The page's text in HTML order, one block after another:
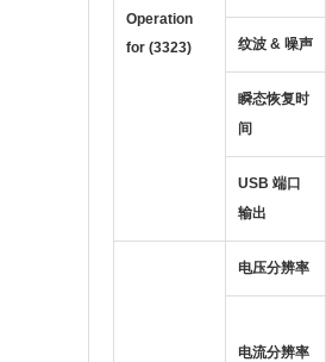
Operation
for (3323)
纹波 & 噪声
瞬态恢复时
间
USB 端口
输出
电压分辨率
电流分辨率